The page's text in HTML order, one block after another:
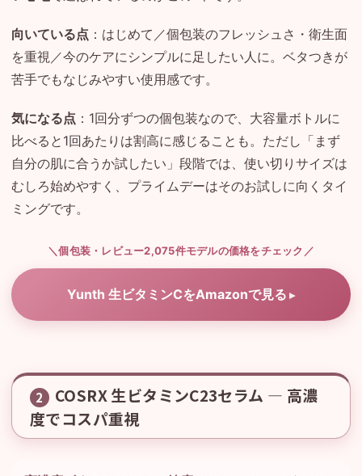
向いている点 ：はじめて／個包装のフレッシュさ・衛生面
を重視／今のケアにシンプルに足したい人に。ベタつきが
苦手でもなじみやすい使用感です。
気になる点 ：1回分ずつの個包装なので、大容量ボトルに
比べると1回あたりは割高に感じることも。ただし「まず
自分の肌に合うか試したい」段階では、使い切りサイズは
むしろ始めやすく、プライムデーはそのお試しに向くタイ
ミングです。
＼個包装・レビュー2,075件モデルの価格をチェック／
Yunth 生ビタミンCをAmazonで見る
2
COSRX 生ビタミンC23セラム — 高濃
度でコスパ重視